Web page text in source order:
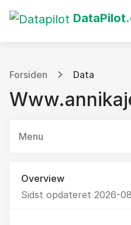
Forsiden Data
Menu
Overview
Sidst opdateret 2026-